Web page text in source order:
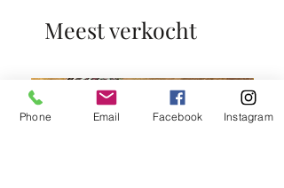
Meest verkocht
Phone Email Facebook Instagram